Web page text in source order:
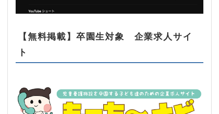
【無料掲載】卒園生対象 企業求人サイ
ト